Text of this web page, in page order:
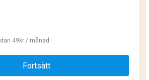
49kr / månad
Fortsätt